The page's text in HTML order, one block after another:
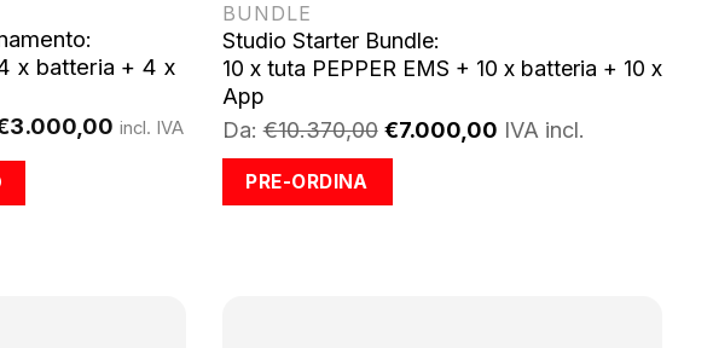
x batteria + 4 x
3.000,00 Il
€3.000,00.
incl. IVA
BUNDLE
Studio Starter Bundle:
10 x tuta PEPPER EMS + 10 x batteria + 10 x
App
Da:€10.370,00 €7.000,00 IVA incl.
PRE-ORDINA